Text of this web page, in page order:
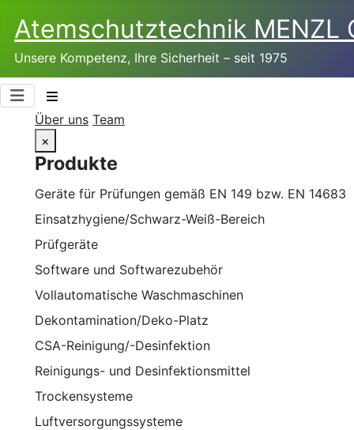
Atemschutztechnik­ MENZL
Unsere Kompetenz, Ihre Sicherheit – seit 1975
Über uns Team
×
Produkte
Geräte für Prüfungen gemäß EN 149 bzw. EN 14683
Einsatzhygiene/Schwarz-Weiß-Bereich
Prüfgeräte
Software und Softwarezubehör
Vollautomatische Waschmaschinen
Dekontamination/Deko-Platz
CSA-Reinigung/-Desinfektion
Reinigungs- und Desinfektionsmittel
Trockensysteme
Luftversorgungssysteme